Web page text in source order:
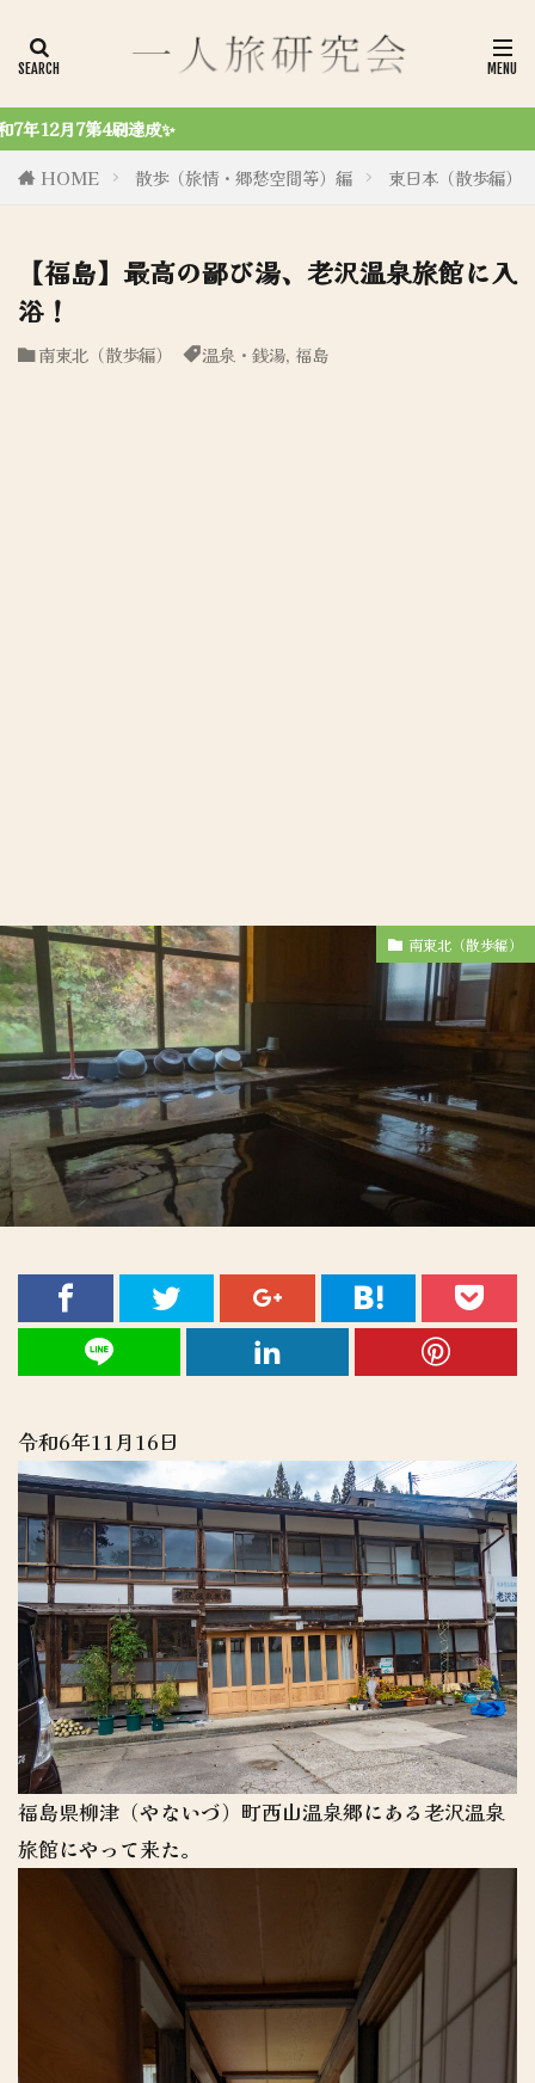
HOME
散歩（旅情・郷愁空間等）編 東日本（散歩編）
【福島】最高の鄙び湯、老沢温泉旅館に入
浴！
南東北（散歩編） 温泉・銭湯, 福島
南東北（散歩編）
令和6年11月16日
福島県柳津（やないづ）町西山温泉郷にある老沢温泉
旅館にやって来た。